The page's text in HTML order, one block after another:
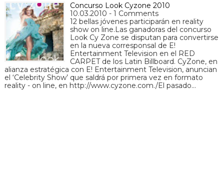
Concurso Look Cyzone 2010
10.03.2010 - 1 Comments
12 bellas jóvenes participarán en reality
show on line.Las ganadoras del concurso
Look Cy Zone se disputan para convertirse
en la nueva corresponsal de E!
Entertainment Television en el RED
CARPET de los Latin Billboard. CyZone, en
alianza estratégica con E! Entertainment Television, anuncian
el ‘Celebrity Show’ que saldrá por primera vez en formato
reality - on line, en http://www.cyzone.com./El pasado…